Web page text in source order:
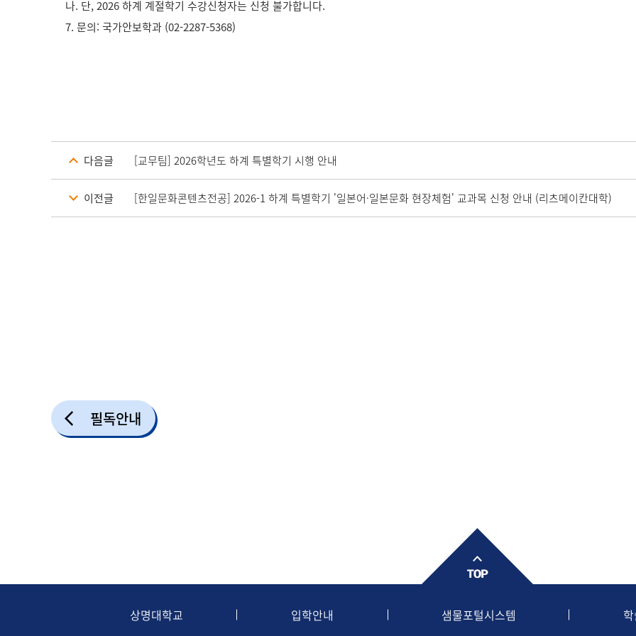
나. 단, 2026 하계 계절학기 수강신청자는 신청 불가합니다.
7. 문의: 국가안보학과 (02-2287-5368)
다음글 [교무팀] 2026학년도 하계 특별학기 시행 안내
이전글 [한일문화콘텐츠전공] 2026-1 하계 특별학기 '일본어·일본문화 현장체험' 교과목 신청 안내 (리츠메이칸대학)
필독안내
상명대학교 입학안내 샘물포털시스템